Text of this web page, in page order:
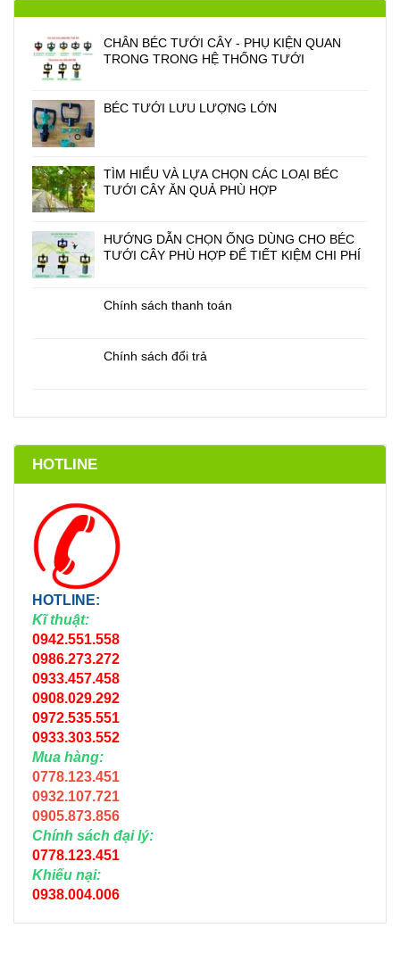
CHÂN BÉC TƯỚI CÂY - PHỤ KIỆN QUAN
TRONG TRONG HỆ THỐNG TƯỚI
BÉC TƯỚI LƯU LƯỢNG LỚN
TÌM HIỂU VÀ LỰA CHỌN CÁC LOẠI BÉC
TƯỚI CÂY ĂN QUẢ PHÙ HỢP
HƯỚNG DẪN CHỌN ỐNG DÙNG CHO BÉC
TƯỚI CÂY PHÙ HỢP ĐỂ TIẾT KIỆM CHI PHÍ
Chính sách thanh toán
Chính sách đổi trả
HOTLINE
HOTLINE:
Kĩ thuật:
0942.551.558
0986.273.272
0933.457.458
0908.029.292
0972.535.551
0933.303.552
Mua hàng:
0778.123.451
0932.107.721
0905.873.856
Chính sách đại lý:
0778.123.451
Khiếu nại:
0938.004.006